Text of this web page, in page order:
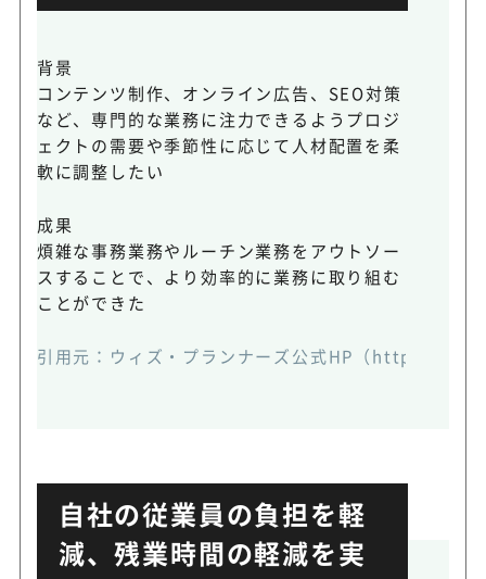
背景
コンテンツ制作、オンライン広告、SEO対策
など、専門的な業務に注力できるようプロジ
ェクトの需要や季節性に応じて人材配置を柔
軟に調整したい
成果
煩雑な事務業務やルーチン業務をアウトソー
スすることで、より効率的に業務に取り組む
ことができた
引用元： ウィズ・プランナーズ公式HP（https://
自社の従業員の負担を軽
減、残業時間の軽減を実